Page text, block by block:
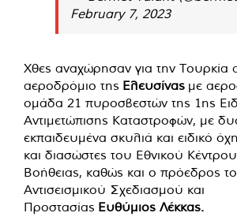
February 7, 2023
Χθες αναχώρησαν για την Τουρκία
αεροδρόμιο της Ελευσίνας με
ομάδα 21 πυροσβεστών της 1ης
Αντιμετώπισης Καταστροφών, με
εκπαιδευμένα σκυλιά και ειδικό
και διασώστες του Εθνικού
Βοήθειας, καθώς και ο πρόεδρος
Αντισεισμικού Σχεδιασμού και
Προστασίας Ευθύμιος Λέκκας.